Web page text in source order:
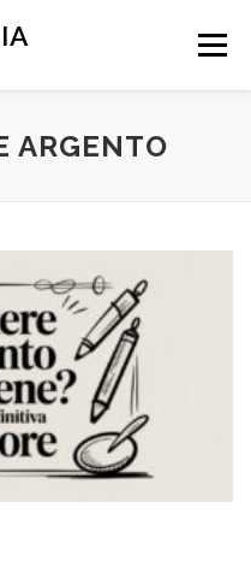
Menu
ELENCO INFO
ARGENTO